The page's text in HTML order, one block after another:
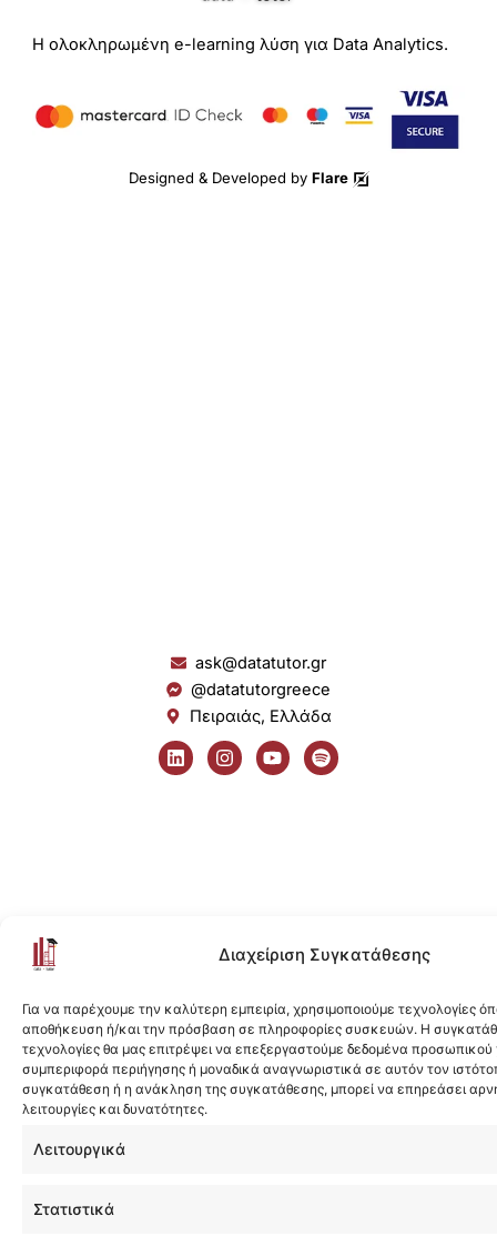
Διαχείριση Συγκατάθεσης
Για να παρέχουμε την καλύτερη εμπειρία, χρησιμοποιούμε τεχνολογίες
αποθήκευση ή/και την πρόσβαση σε πληροφορίες συσκευών. Η
τεχνολογίες θα μας επιτρέψει να επεξεργαστούμε δεδομένα
συμπεριφορά περιήγησης ή μοναδικά αναγνωριστικά σε αυτόν τον
συγκατάθεση ή η ανάκληση της συγκατάθεσης, μπορεί να επηρεάσει
λειτουργίες και δυνατότητες.
Λειτουργικά
Στατιστικά
Η ολοκληρωμένη e-learning λύση για Data Analytics.
Designed & Developed by Flare
ask@datatutor.gr
@datatutorgreece
Πειραιάς, Ελλάδα
L
i
n
I
n
s
Y
o
u
S
p
o